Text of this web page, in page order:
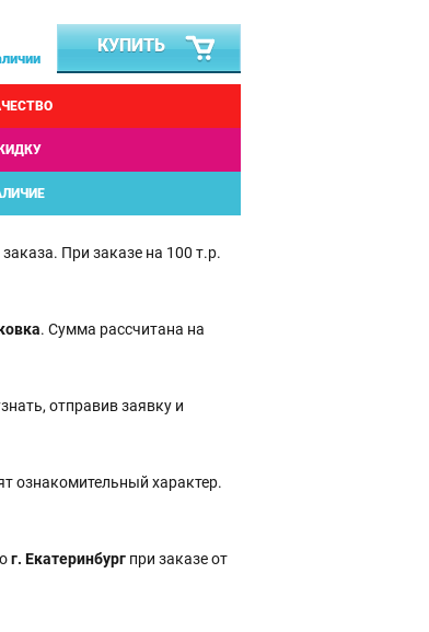
КУПИТЬ
При заказе на 100 т.р.
. Сумма рассчитана на
отправив заявку и
ознакомительный характер.
г. Екатеринбург при заказе от